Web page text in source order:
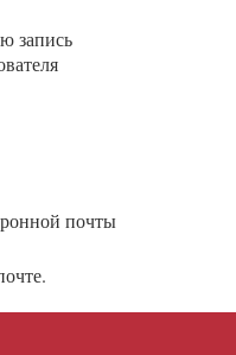
запись
почты